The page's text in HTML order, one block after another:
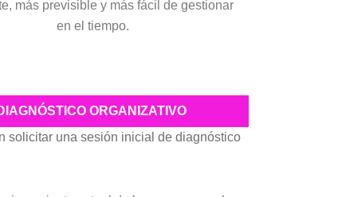
más previsible y más fácil de gestionar
en el tiempo.
ORGANIZATIVO
solicitar una sesión inicial de diagnóstico